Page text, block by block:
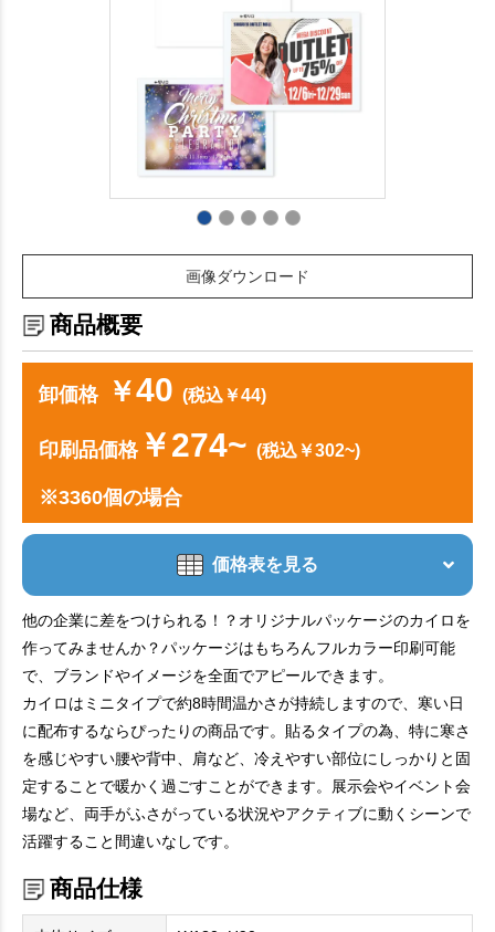
画像ダウンロード
商品概要
卸価格 ￥40 (税込￥44)
印刷品価格￥274~ (税込￥302~)
※3360個の場合
価格表を見る
他の企業に差をつけられる！？オリジナルパッケージのカイロを
作ってみませんか？パッケージはもちろんフルカラー印刷可能
で、ブランドやイメージを全面でアピールできます。
カイロはミニタイプで約8時間温かさが持続しますので、寒い日
に配布するならぴったりの商品です。貼るタイプの為、特に寒さ
を感じやすい腰や背中、肩など、冷えやすい部位にしっかりと固
定することで暖かく過ごすことができます。展示会やイベント会
場など、両手がふさがっている状況やアクティブに動くシーンで
活躍すること間違いなしです。
商品仕様